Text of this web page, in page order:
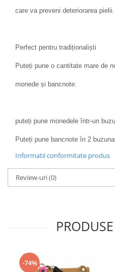
care va preveni deteriorarea pielii.
Perfect pentru tradiționaliști
Puteți pune o cantitate mare de
monede și bancnote.
puteți pune monedele într-un
Puteți pune bancnote în 2
Informatii conformitate produs
Review-uri(0)
-74%